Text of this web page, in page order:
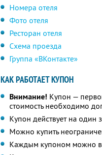
Номера отеля
Фото отеля
Ресторан отеля
Схема проезда
Группа «ВКонтакте»
КАК РАБОТАЕТ КУПОН
Внимание! Купон —
стоимость необходимо
Купон действует на один
Можно купить
Каждым купоном можно